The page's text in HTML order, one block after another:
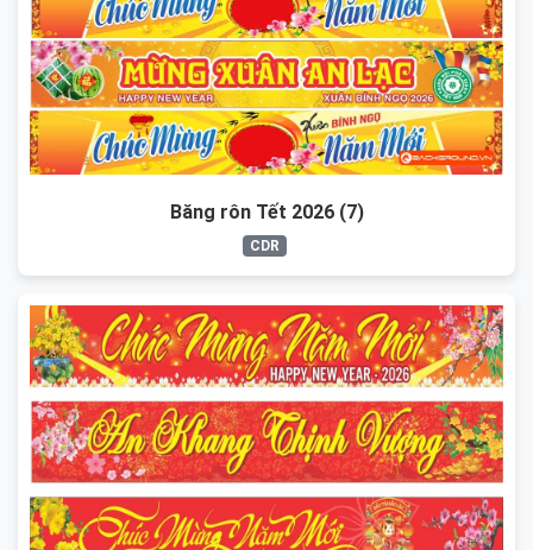
Băng rôn Tết 2026 (7)
CDR